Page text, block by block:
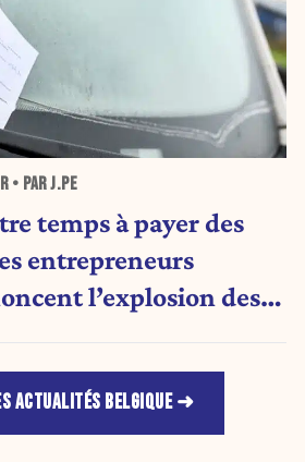
• PAR J.PE
temps à payer des
entrepreneurs
l’explosion des
ACTUALITÉS BELGIQUE